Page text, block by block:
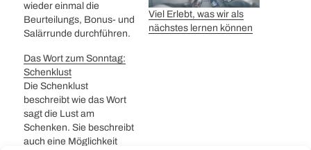
wieder einmal die
Beurteilungs, Bonus- und
Salärrunde durchführen.
beschreibt die
Fähigkeiten des
Menschen im
Zusammenhang mit
deren Nutzung zur
Erzielung eines
Einkommens. Das
Viel Erlebt, was wir als
nächstes lernen können
Das Wort zum Sonntag:
Schenklust
Die Schenklust
beschreibt wie das Wort
sagt die Lust am
Schenken. Sie beschreibt
auch eine Möglichkeit